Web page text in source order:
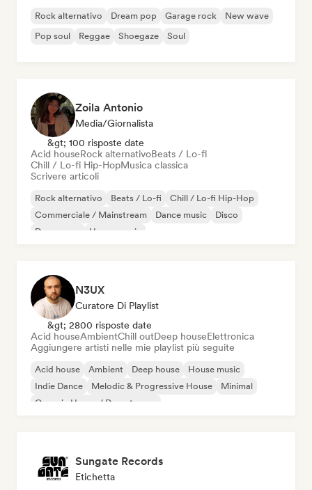
Rock alternativo Dream pop Garage rock
New wave
Pop soul
Reggae Shoegaze Soul
Zoila Antonio
Media/Giornalista
&gt; 100 risposte date
Acid houseRock alternativoBeats / Lo-fi
Chill / Lo-fi Hip-HopMusica classica
Scrivere articoli
Rock alternativo Beats / Lo-fi
Chill / Lo-fi Hip-Hop
Commerciale / Mainstream
Dance music
Disco
Dream pop
House music
N3UX
Curatore Di Playlist
&gt; 2800 risposte date
Acid houseAmbientChill outDeep houseElettronica
Aggiungere artisti nelle mie playlist più seguite
Acid house Ambient Deep house
House music
Indie Dance
Melodic & Progressive House
Minimal
Organic House / Downtempo
Sungate Records
Etichetta